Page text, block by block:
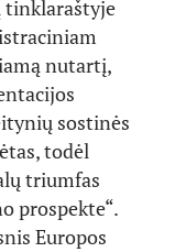
tinklaraštyje
nutartį,
sostinės
todėl
triumfas
prospekte“.
Europos